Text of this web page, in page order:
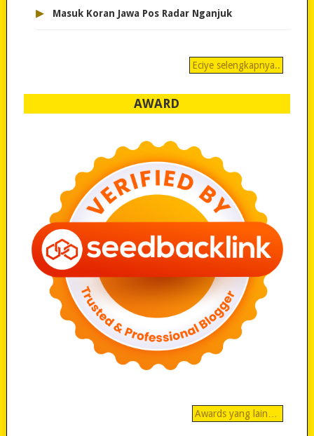
▸ Masuk Koran Jawa Pos Radar Nganjuk
Eciye selengkapnya..
AWARD
Awards yang lain…